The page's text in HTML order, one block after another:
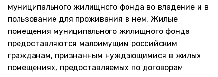
муниципального жилищного фонда во владение и в
пользование для проживания в нем. Жилые
помещения муниципального жилищного фонда
предоставляются малоимущим российским
гражданам, признанным нуждающимися в жилых
помещениях, предоставляемых по договорам